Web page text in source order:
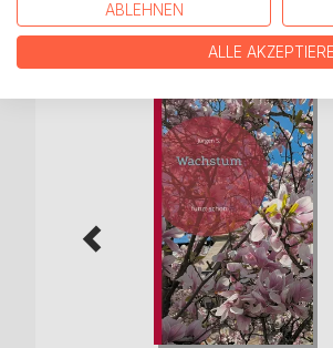
WEITERE
ABLEHNEN
ALLE